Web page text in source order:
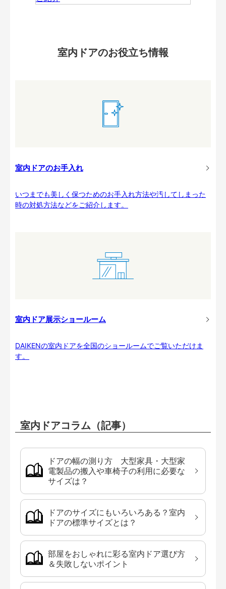
室内ドアのお役立ち情報
室内ドアのお手入れ
いつまでも美しく保つためのお手入れ方法や汚してしまった
時の対処方法などをご紹介します。
室内ドア展示ショールーム
DAIKENの室内ドアを全国のショールームでご覧いただけま
す。
室内ドアコラム（記事）
ドアの幅の測り方 大型家具・大型家
電製品の搬入や車椅子の利用に必要な
サイズは？
ドアのサイズにもいろいろある？室内
ドアの標準サイズとは？
部屋をおしゃれに彩る室内ドア選び方
＆失敗しないポイント